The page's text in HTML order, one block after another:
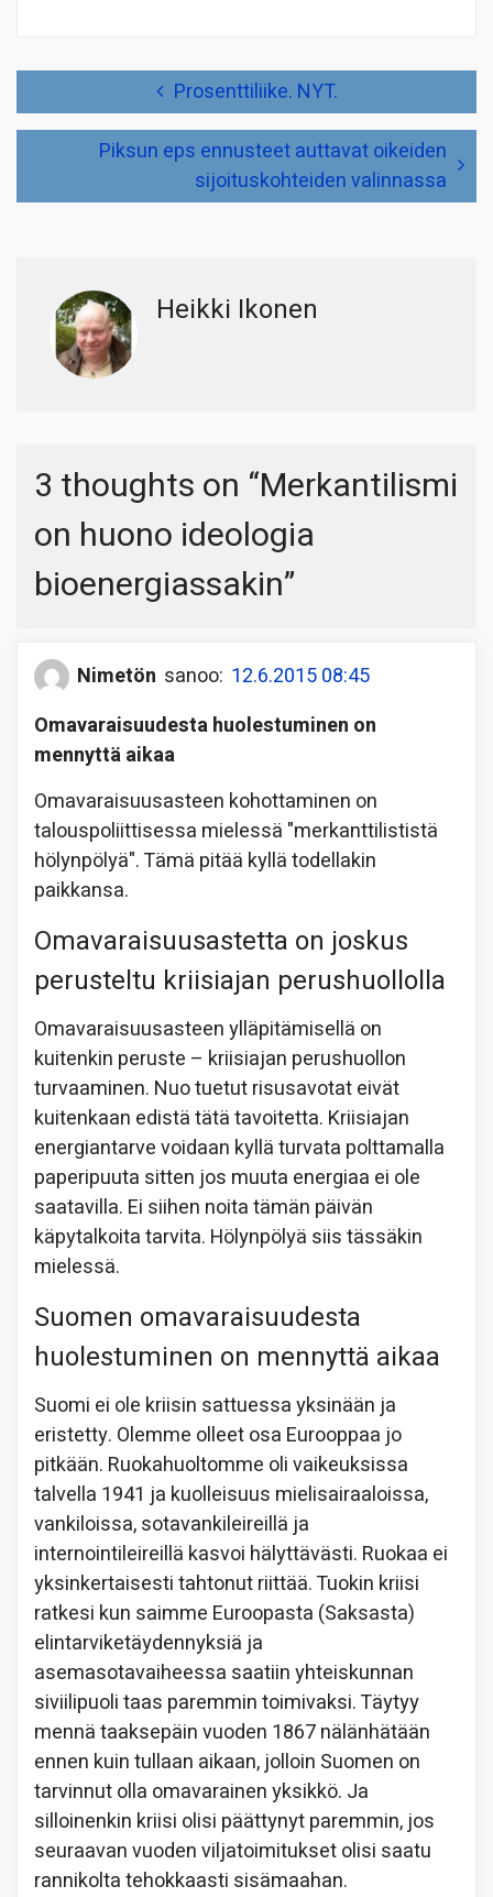
Prosenttiliike. NYT.
Piksun eps ennusteet auttavat oikeiden
sijoituskohteiden valinnassa
Heikki Ikonen
3 thoughts on “Merkantilismi
on huono ideologia
bioenergiassakin”
Nimetön sanoo: 12.6.2015 08:45
Omavaraisuudesta huolestuminen on
mennyttä aikaa
Omavaraisuusasteen kohottaminen on
talouspoliittisessa mielessä "merkanttilististä
hölynpölyä". Tämä pitää kyllä todellakin
paikkansa.
Omavaraisuusastetta on joskus
perusteltu kriisiajan perushuollolla
Omavaraisuusasteen ylläpitämisellä on
kuitenkin peruste – kriisiajan perushuollon
turvaaminen. Nuo tuetut risusavotat eivät
kuitenkaan edistä tätä tavoitetta. Kriisiajan
energiantarve voidaan kyllä turvata polttamalla
paperipuuta sitten jos muuta energiaa ei ole
saatavilla. Ei siihen noita tämän päivän
käpytalkoita tarvita. Hölynpölyä siis tässäkin
mielessä.
Suomen omavaraisuudesta
huolestuminen on mennyttä aikaa
Suomi ei ole kriisin sattuessa yksinään ja
eristetty. Olemme olleet osa Eurooppaa jo
pitkään. Ruokahuoltomme oli vaikeuksissa
talvella 1941 ja kuolleisuus mielisairaaloissa,
vankiloissa, sotavankileireillä ja
internointileireillä kasvoi hälyttävästi. Ruokaa ei
yksinkertaisesti tahtonut riittää. Tuokin kriisi
ratkesi kun saimme Euroopasta (Saksasta)
elintarviketäydennyksiä ja
asemasotavaiheessa saatiin yhteiskunnan
siviilipuoli taas paremmin toimivaksi. Täytyy
mennä taaksepäin vuoden 1867 nälänhätään
ennen kuin tullaan aikaan, jolloin Suomen on
tarvinnut olla omavarainen yksikkö. Ja
silloinenkin kriisi olisi päättynyt paremmin, jos
seuraavan vuoden viljatoimitukset olisi saatu
rannikolta tehokkaasti sisämaahan.